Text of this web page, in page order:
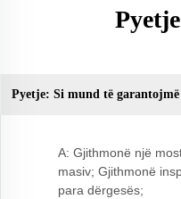
Pyetje: Si mund të garantojmë
A: Gjithmonë një
masiv; Gjithmonë
para dërgesës;